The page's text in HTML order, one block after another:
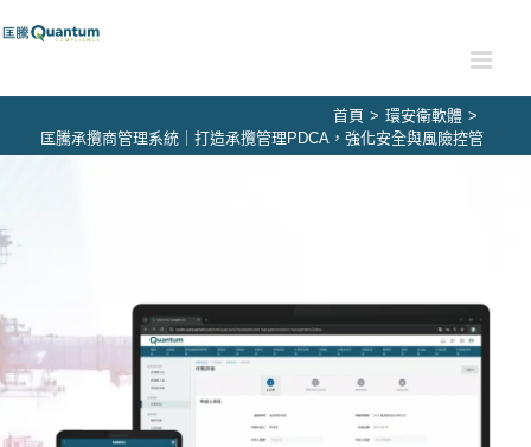
to
首頁 > 環安衛軟體 >
匡騰承攬商管理系統｜打造承攬管理PDCA，強化安全與風險控管